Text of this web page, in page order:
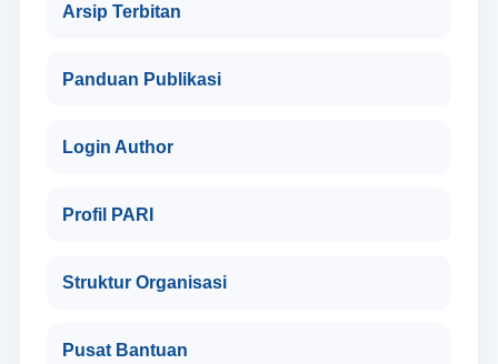
Arsip Terbitan
Panduan Publikasi
Login Author
Profil PARI
Struktur Organisasi
Pusat Bantuan